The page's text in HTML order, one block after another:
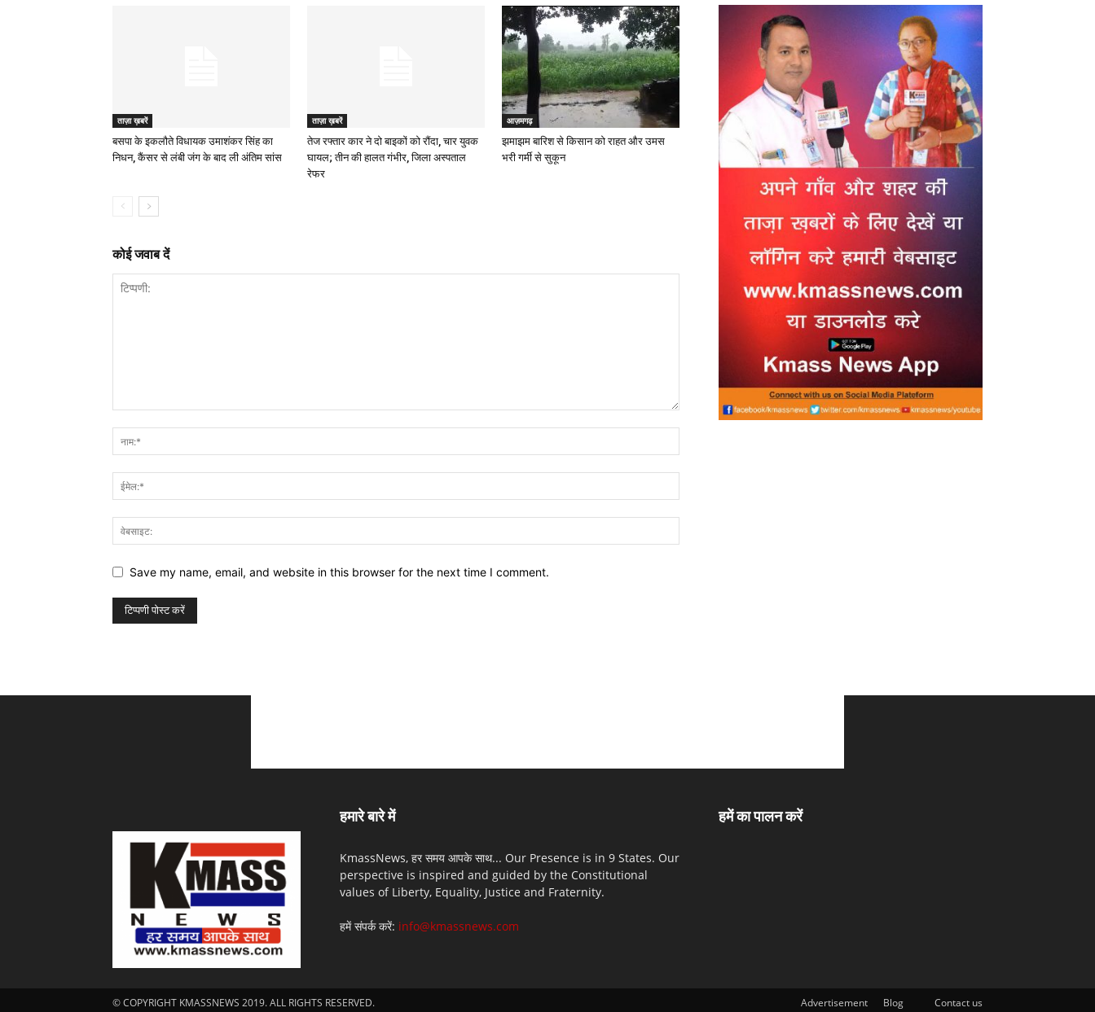
ताज़ा ख़बरें
बसपा के इकलौते विधायक उमाशंकर सिंह का
निधन, कैंसर से लंबी जंग के बाद ली अंतिम सांस
ताज़ा ख़बरें
तेज रफ्तार कार ने दो बाइकों को रौंदा, चार युवक
घायल; तीन की हालत गंभीर, जिला अस्पताल
रेफर
आज़मगढ़
झमाझम बारिश से किसान को राहत और उमस
भरी गर्मी से सुकून
कोई जवाब दें
Save my name, email, and website in this browser for the next time I comment.
हमारे बारे में
KmassNews, हर समय आपके साथ... Our Presence is in 9 States. Our
perspective is inspired and guided by the Constitutional
values of Liberty, Equality, Justice and Fraternity.
हमें संपर्क करें: info@kmassnews.com
हमें का पालन करें
Advertisement Blog Contact us
© COPYRIGHT KMASSNEWS 2019. ALL RIGHTS RESERVED.